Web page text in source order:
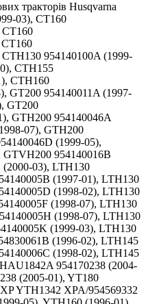
тракторів Husqvarna
03), CT160
954140100A (1999-
CTH155
CTH160
GT200 954140011A (1997-
GT200
GTH200 954140046A
07), GTH200
(1999-05),
954140016B
03), LTH130
(1997-01), LTH130
(1998-02), LTH130
(1998-07), LTH130
(1998-07), LTH130
(1999-03), LTH130
(1996-02), LTH145
(1998-02), LTH145
954170238 (2004-
(2005-01), YT180
YTH1342 XPA/954569332